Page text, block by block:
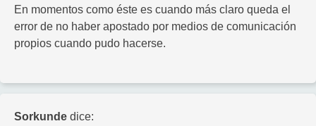
En momentos como éste es cuando más claro queda el
error de no haber apostado por medios de comunicación
propios cuando pudo hacerse.
Sorkunde dice: